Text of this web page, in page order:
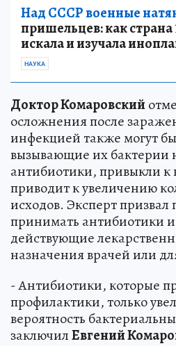
Над СССР военные
пришельцев: как страна
искала и изучала
НАУКА
Доктор Комаровский
осложнения после
инфекцией также могут
вызывающие их бактерии
антибиотики, привыкли к
приводит к увеличению
исходов. Эксперт призвал
принимать антибиотики
действующие
назначения врачей или
- Антибиотики, которые
профилактики, только
вероятность
заключилЕвгений